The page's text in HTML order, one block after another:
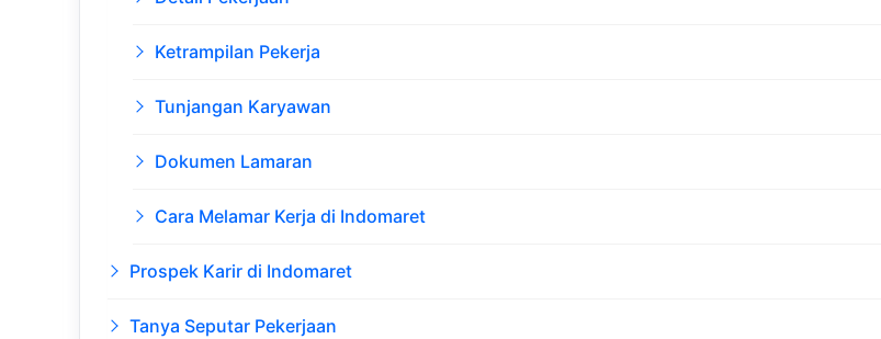
Ketrampilan Pekerja
Tunjangan Karyawan
Dokumen Lamaran
Cara Melamar Kerja di Indomaret
Prospek Karir di Indomaret
Tanya Seputar Pekerjaan